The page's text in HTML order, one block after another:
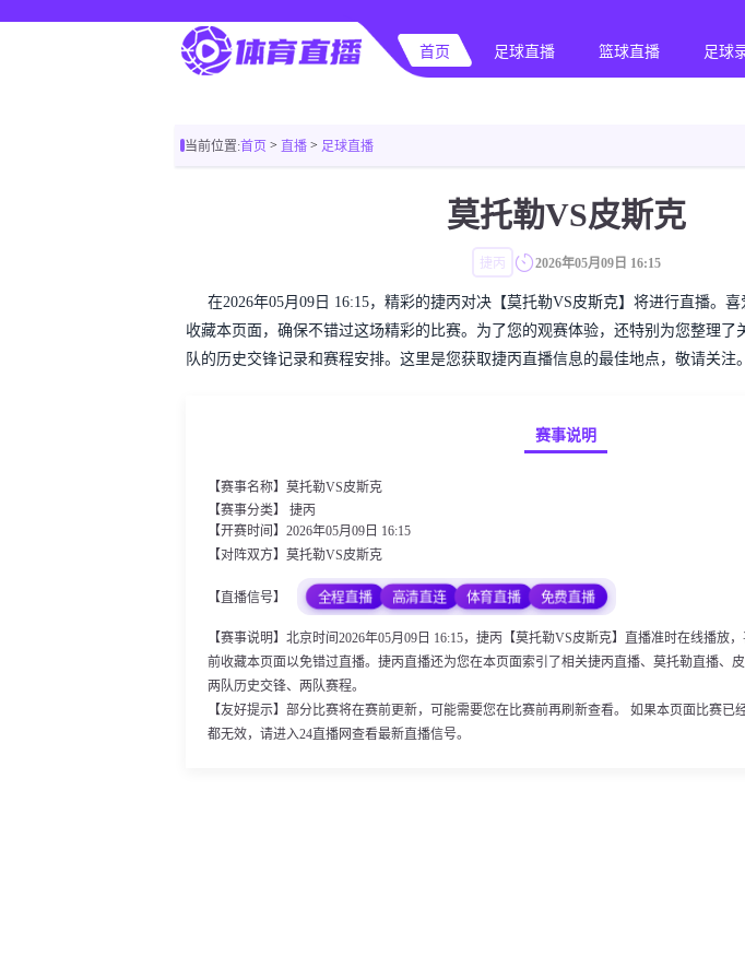
首页 足球直播 篮球直播 足球
当前位置:首页 > 直播 > 足球直播
莫托勒VS皮斯克
捷丙 2026年05月09日 16:15
在2026年05月09日 16:15，精彩的捷丙对决【莫托勒VS皮斯克】将进行直播。
收藏本页面，确保不错过这场精彩的比赛。为了您的观赛体验，还特别为您整理了
队的历史交锋记录和赛程安排。这里是您获取捷丙直播信息的最佳地点，敬请关注。
赛事说明
【赛事名称】莫托勒VS皮斯克
【赛事分类】 捷丙
【开赛时间】2026年05月09日 16:15
【对阵双方】莫托勒VS皮斯克
【直播信号】 全程直播 高清直连 体育直播 免费直播
【赛事说明】北京时间2026年05月09日 16:15，捷丙【莫托勒VS皮斯克】直播准时在线播放
前收藏本页面以免错过直播。捷丙直播还为您在本页面索引了相关捷丙直播、莫托勒直播、
两队历史交锋、两队赛程。
【友好提示】部分比赛将在赛前更新，可能需要您在比赛前再刷新查看。 如果本页面比赛已
都无效，请进入24直播网查看最新直播信号。